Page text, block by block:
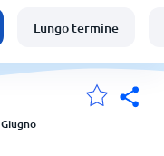
Lungo termine
Giugno